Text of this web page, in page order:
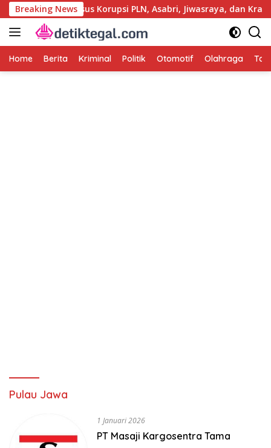
Langsung
ke
konten
Breaking News
Polri Usut Kasus Korupsi PLN, Asabri, Jiwasraya, dan
Home Berita Kriminal Politik Otomotif Olahraga
Pulau Jawa
1 Januari 2026
PT Masaji Kargosentra Tama